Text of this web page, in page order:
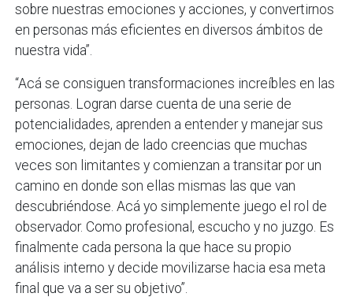
sobre nuestras emociones y acciones, y convertirnos
en personas más eficientes en diversos ámbitos de
nuestra vida”.
“Acá se consiguen transformaciones increíbles en las
personas. Logran darse cuenta de una serie de
potencialidades, aprenden a entender y manejar sus
emociones, dejan de lado creencias que muchas
veces son limitantes y comienzan a transitar por un
camino en donde son ellas mismas las que van
descubriéndose. Acá yo simplemente juego el rol de
observador. Como profesional, escucho y no juzgo. Es
finalmente cada persona la que hace su propio
análisis interno y decide movilizarse hacia esa meta
final que va a ser su objetivo”.